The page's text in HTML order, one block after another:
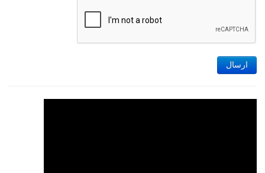
ارسال